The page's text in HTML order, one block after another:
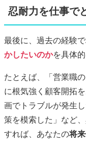
忍耐力を仕事で
最後に、過去の経験で
かしたいのかを具体
たとえば、「営業職
に根気強く顧客開拓
画でトラブルが発生
策を模索した」など
すれば、あなたの将